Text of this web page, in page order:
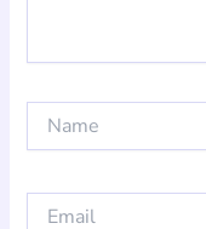
Email